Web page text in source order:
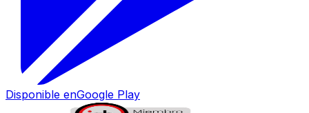
Disponible enGoogle Play